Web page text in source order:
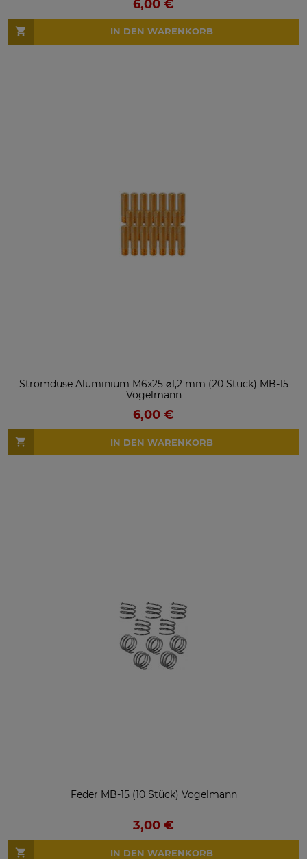
6,00 €
IN DEN WARENKORB
Stromdüse Aluminium M6x25 ⌀1,2 mm (20 Stück) MB-15
Vogelmann
6,00 €
IN DEN WARENKORB
Feder MB-15 (10 Stück) Vogelmann
3,00 €
IN DEN WARENKORB